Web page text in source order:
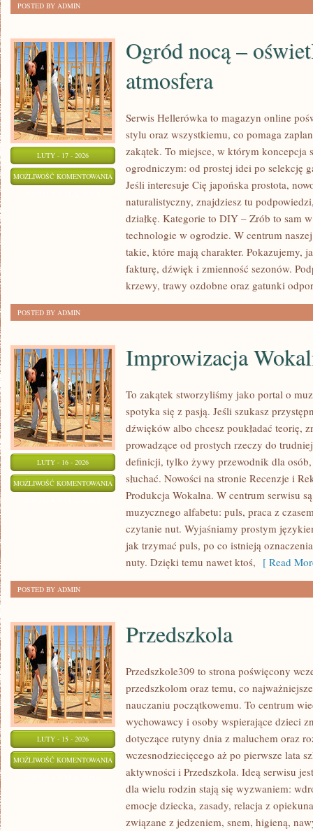
POSTED BY ADMIN
LUTY - 17 - 2026
MOŻLIWOŚĆ KOMENTOWANIA OGRÓD
OŚWIETLENIE
ATMOSFERA
Ogród nocą –
atmosfera
Serwis Hellerówka to magazyn online
stylu oraz wszystkiemu, co pomaga
zakątek. To miejsce, w którym koncepcja
ogrodniczym: od prostej idei po selekcję
Jeśli interesuje Cię japońska prostota,
naturalistyczny, znajdziesz tu
działkę. Kategorie to DIY – Zrób to sam
technologie w ogrodzie. W centrum
takie, które mają charakter. Pokazujemy,
fakturę, dźwięk i zmienność sezonów.
krzewy, trawy ozdobne oraz gatunki
POSTED BY ADMIN
LUTY - 16 - 2026
MOŻLIWOŚĆ KOMENTOWANIA IMPROWIZACJA
WOKALNA
MUZYCZNA
Improwizacja
To zakątek stworzyliśmy jako portal o
spotyka się z pasją. Jeśli szukasz
dźwięków albo chcesz poukładać teorię,
prowadzące od prostych rzeczy do
definicji, tylko żywy przewodnik dla
słuchać. Nowości na stronie Recenzje i
Produkcja Wokalna. W centrum serwisu
muzycznego alfabetu: puls, praca z
czytanie nut. Wyjaśniamy prostym
jak trzymać puls, po co istnieją
nuty. Dzięki temu nawet ktoś, [ Read
POSTED BY ADMIN
LUTY - 15 - 2026
MOŻLIWOŚĆ KOMENTOWANIA PRZEDSZKOLA
Przedszkola
Przedszkole309 to strona poświęcony
przedszkolom oraz temu, co
nauczaniu początkowemu. To centrum
wychowawcy i osoby wspierające dzieci
dotyczące rutyny dnia z maluchem oraz
wczesnodziecięcego aż po pierwsze lata
aktywności i Przedszkola. Ideą serwisu
dla wielu rodzin stają się wyzwaniem:
emocje dziecka, zasady, relacja z
związane z jedzeniem, snem, higieną,